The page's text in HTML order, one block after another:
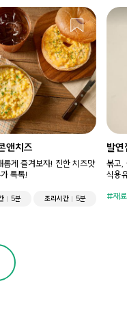
앤치즈
롭게 즐겨보자! 진한 치즈맛
톡톡!
5분 조리시간 5분
발연
볶고,
식용
재